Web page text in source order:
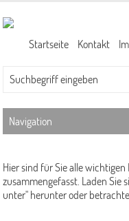
Startseite Kontakt
Navigation
Schmutzwassergebühr
Hier sind für Sie alle
zusammengefasst. Laden Sie
unter" herunter oder